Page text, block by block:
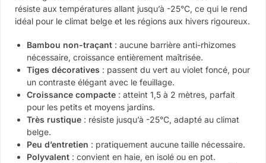
résiste aux températures allant jusqu’à -25°C, ce qui le rend
idéal pour le climat belge et les régions aux hivers rigoureux.
Bambou non-traçant : aucune barrière anti-rhizomes
nécessaire, croissance entièrement maîtrisée.
Tiges décoratives : passent du vert au violet foncé, pour
un contraste élégant avec le feuillage.
Croissance compacte : atteint 1,5 à 2 mètres, parfait
pour les petits et moyens jardins.
Très rustique : résiste jusqu’à -25°C, adapté au climat
belge.
Peu d’entretien : pratiquement aucune taille nécessaire.
Polyvalent : convient en haie, en isolé ou en pot.